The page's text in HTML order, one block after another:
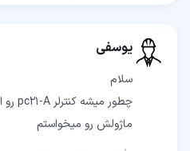
یوسفی
ماژولش رو میخواستم